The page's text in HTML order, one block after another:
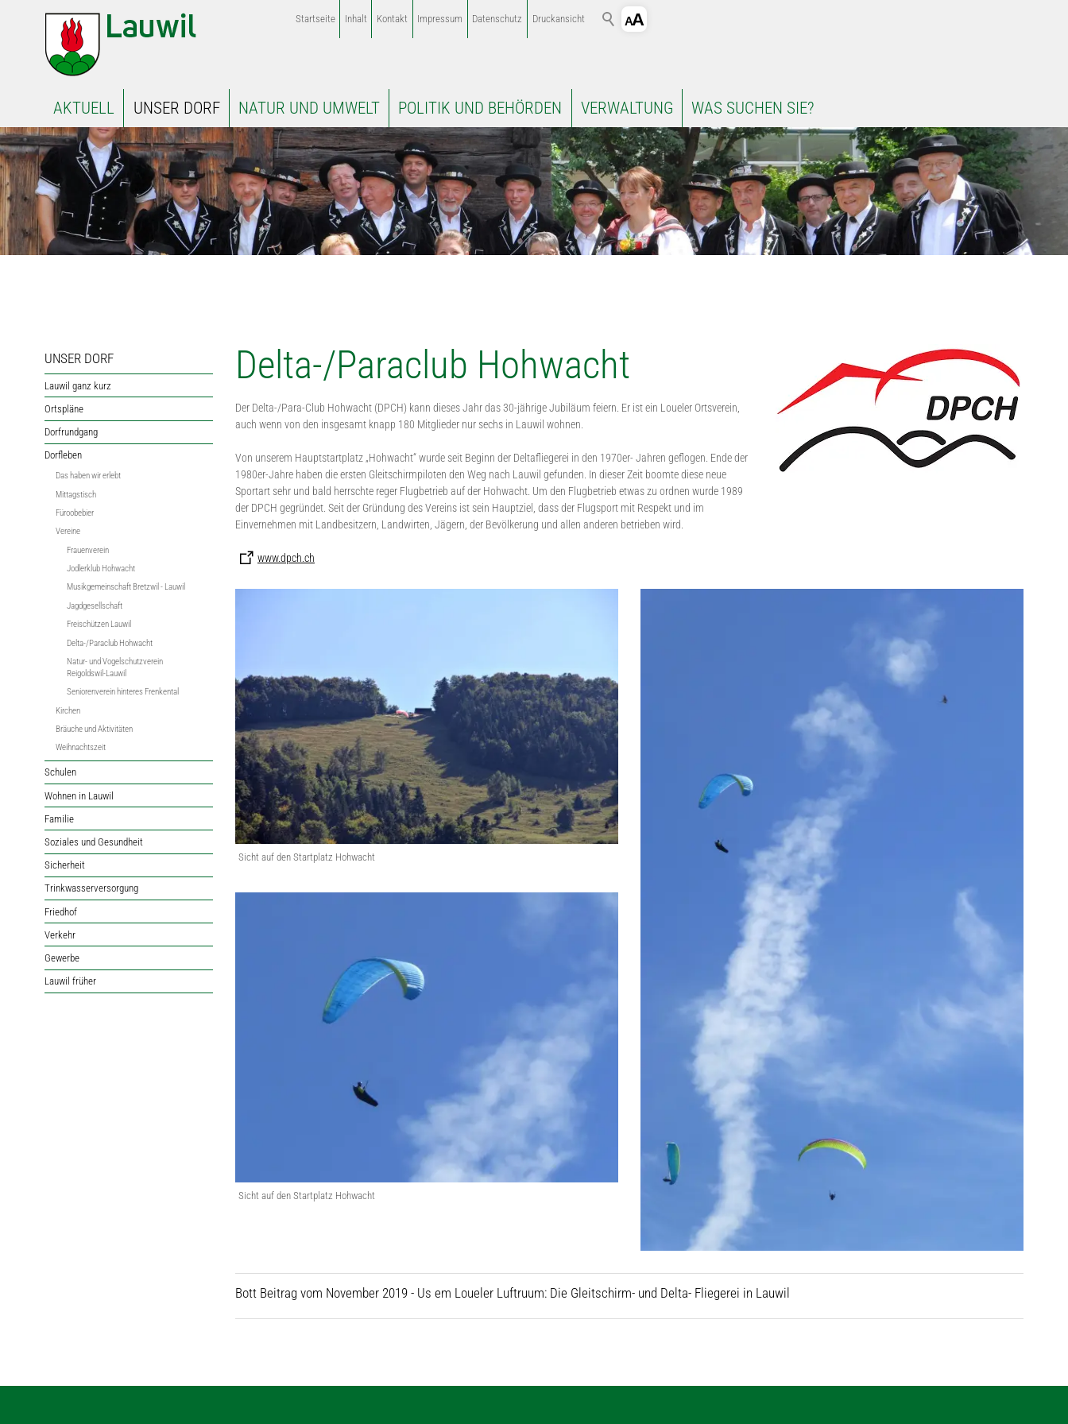
Startseite Inhalt Kontakt Impressum Datenschutz Druckansicht
AKTUELL UNSER DORF NATUR UND UMWELT POLITIK UND BEHÖRDEN VERWALTUNG WAS SUCHEN SIE?
UNSER DORF
Lauwil ganz kurz
Ortspläne
Dorfrundgang
Dorfleben
Das haben wir erlebt
Mittagstisch
Füroobebier
Vereine
Frauenverein
Jodlerklub Hohwacht
Musikgemeinschaft Bretzwil - Lauwil
Jagdgesellschaft
Freischützen Lauwil
Delta-/Paraclub Hohwacht
Natur- und Vogelschutzverein
Reigoldswil-Lauwil
Seniorenverein hinteres Frenkental
Kirchen
Bräuche und Aktivitäten
Weihnachtszeit
Schulen
Wohnen in Lauwil
Familie
Soziales und Gesundheit
Sicherheit
Trinkwasserversorgung
Friedhof
Verkehr
Gewerbe
Lauwil früher
Delta-/Paraclub Hohwacht
Der Delta-/Para-Club Hohwacht (DPCH) kann dieses Jahr das 30-jährige Jubiläum feiern. Er ist ein Loueler Ortsverein,
auch wenn von den insgesamt knapp 180 Mitglieder nur sechs in Lauwil wohnen.
Von unserem Hauptstartplatz „Hohwacht“ wurde seit Beginn der Deltafliegerei in den 1970er- Jahren geflogen. Ende der
1980er-Jahre haben die ersten Gleitschirmpiloten den Weg nach Lauwil gefunden. In dieser Zeit boomte diese neue
Sportart sehr und bald herrschte reger Flugbetrieb auf der Hohwacht. Um den Flugbetrieb etwas zu ordnen wurde 1989
der DPCH gegründet. Seit der Gründung des Vereins ist sein Hauptziel, dass der Flugsport mit Respekt und im
Einvernehmen mit Landbesitzern, Landwirten, Jägern, der Bevölkerung und allen anderen betrieben wird.
www.dpch.ch
Sicht auf den Startplatz Hohwacht
Sicht auf den Startplatz Hohwacht
Bott Beitrag vom November 2019 - Us em Loueler Luftruum: Die Gleitschirm- und Delta- Fliegerei in Lauwil